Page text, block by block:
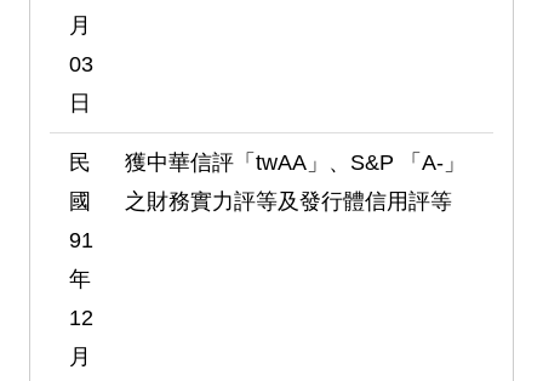
月
03
日
民
國
91
年
12
月
獲中華信評「twAA」、S&P 「A-」
之財務實力評等及發行體信用評等